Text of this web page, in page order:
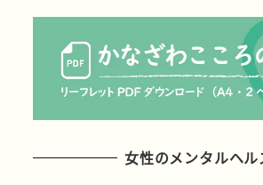
女性のメンタルヘル